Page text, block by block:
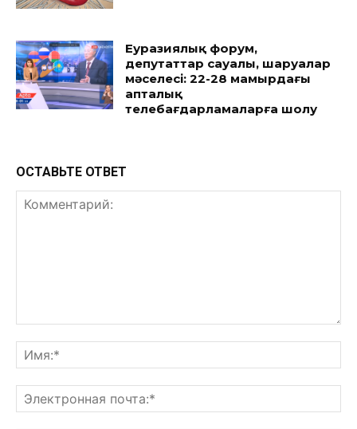
Еуразиялық форум,
депутаттар сауалы, шаруалар
мәселесі: 22-28 мамырдағы
апталық
телебағдарламаларға шолу
ОСТАВЬТЕ ОТВЕТ